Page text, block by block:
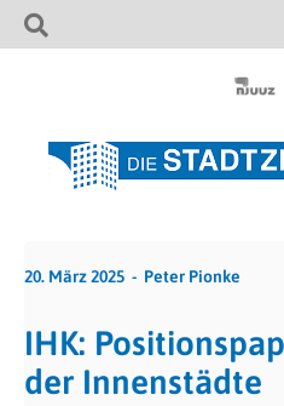
20. März 2025 Peter Pionke
IHK:
der Innenstädte